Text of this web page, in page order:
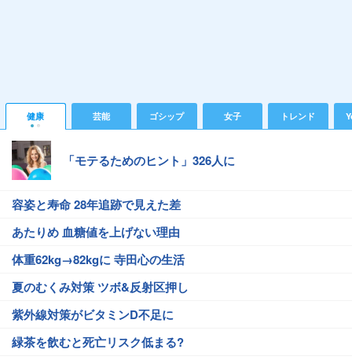
健康 芸能 ゴシップ 女子 トレンド
「モテるためのヒント」326人に
容姿と寿命 28年追跡で見えた差
あたりめ 血糖値を上げない理由
体重62kg→82kgに 寺田心の生活
夏のむくみ対策 ツボ&反射区押し
紫外線対策がビタミンD不足に
緑茶を飲むと死亡リスク低まる?